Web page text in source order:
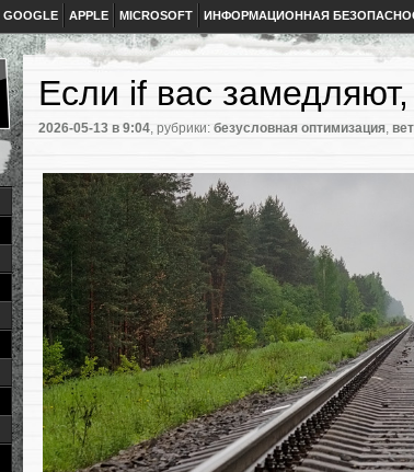
GOOGLE APPLE MICROSOFT ИНФОРМАЦИОННАЯ
Если if вас
2026-05-13 в 9:04, рубрики: безусловная оптимизация,